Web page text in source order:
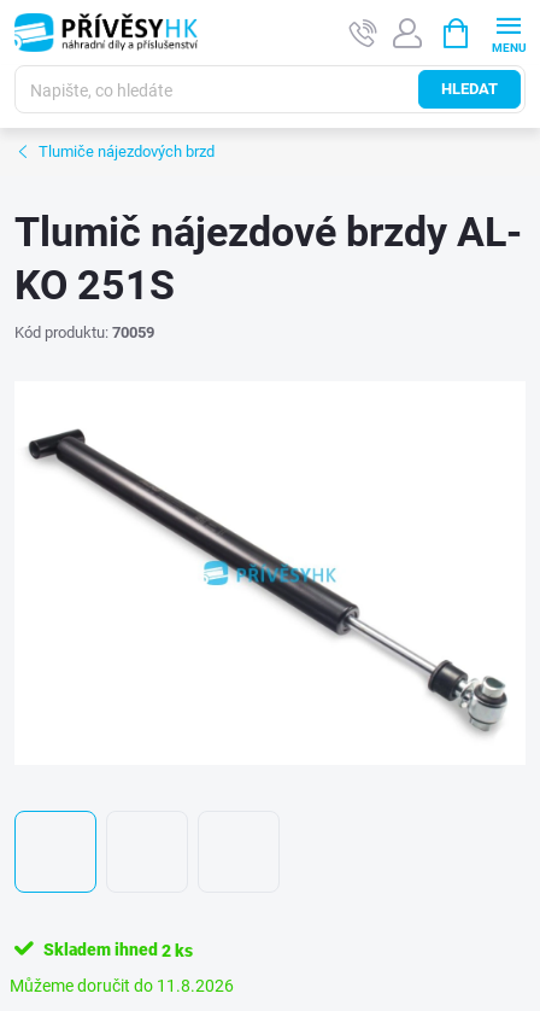
Přejít
na
obsah
HLEDAT
NÁKUPNÍ
KOŠÍK
Tlumiče nájezdových brzd
Tlumič nájezdové brzdy AL-
KO 251S
Kód produktu: 70059
Skladem ihned 2 ks
11.8.2026